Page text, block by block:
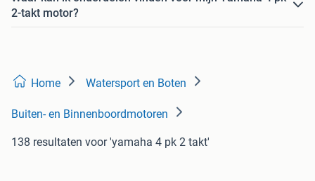
2-takt motor?
Home Watersport en Boten
Buiten- en Binnenboordmotoren
138 resultaten voor 'yamaha 4 pk 2 takt'